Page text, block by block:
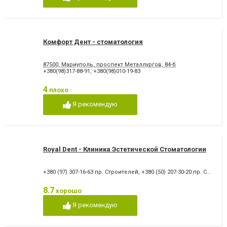
восстановление эмали
Чистка зубов
Шинирование зубов
Комфорт Дент - стоматология
87500, Мариуполь, проспект Металлургов, 84-б
+380(98)317-88-91 , +380(98)010-19-83
4 плохо
Я рекомендую
Royal Dent - Клиника Эстетической Стоматологии
+380 (97) 307-16-63 пр. Строителей, +380 (50) 207-30-20 пр. Строителей
8.7 хорошо
Я рекомендую